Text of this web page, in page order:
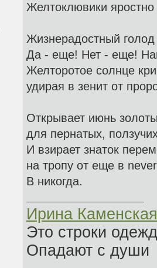
Желтоклювики
Жизнерадостный голод
Да - еще! Нет - еще!
Желторотое солнце
удирая в зенит от
Открывает июнь
для пернатых,
И взирает знаток
на тропу от еще в
В никогда.
Ирина Каменская
Это строки
Опадают с души